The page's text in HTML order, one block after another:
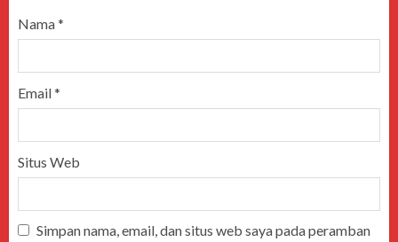
Nama*
Email*
Situs Web
Simpan nama, email, dan situs web saya pada peramban